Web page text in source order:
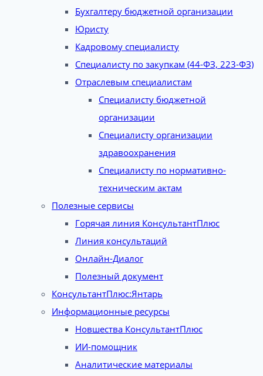
Бухгалтеру бюджетной организации
Юристу
Кадровому специалисту
Специалисту по закупкам (44-ФЗ, 223-ФЗ)
Отраслевым специалистам
Специалисту бюджетной
организации
Специалисту организации
здравоохранения
Специалисту по нормативно-
техническим актам
Полезные сервисы
Горячая линия КонсультантПлюс
Линия консультаций
Онлайн-Диалог
Полезный документ
КонсультантПлюс:Янтарь
Информационные ресурсы
Новшества КонсультантПлюс
ИИ-помощник
Аналитические материалы